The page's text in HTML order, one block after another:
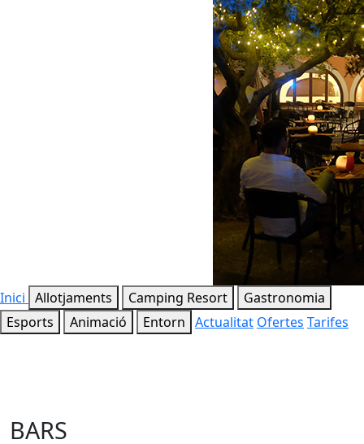
Inici Allotjaments Camping Resort
Gastronomia
Esports
Animació Entorn Actualitat Ofertes Tarifes
BARS